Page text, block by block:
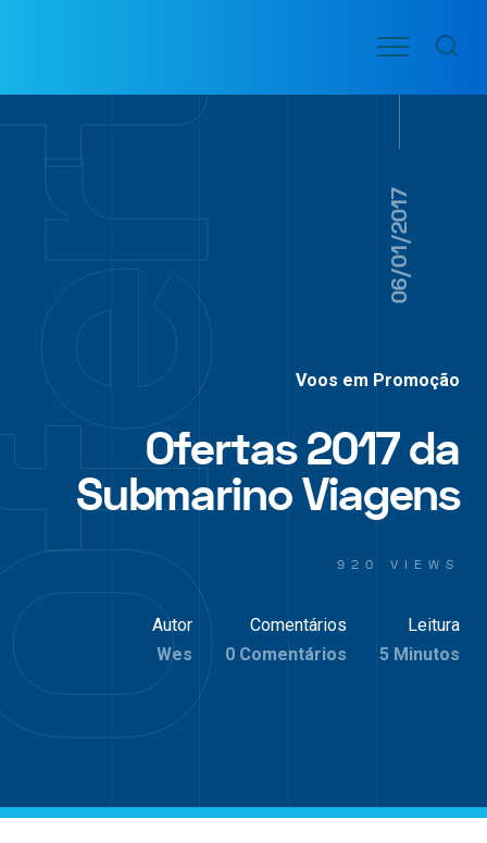
conteúdo
VOO
AÉREAS
Menu
06/01/2017
Voos em Promoção
Ofertas 2017 da
Submarino Viagens
920 VIEWS
Autor
Wes
Comentários
0 Comentários
Leitura
5 Minutos